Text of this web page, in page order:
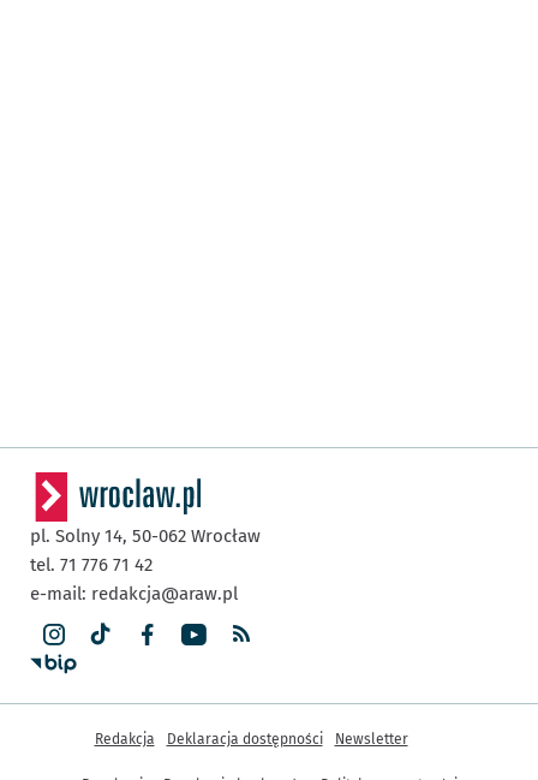
pl. Solny 14, 50-062 Wrocław
tel. 71 776 71 42
e-mail: redakcja@araw.pl
Inne informacje
Redakcja Deklaracja dostępności Newsletter